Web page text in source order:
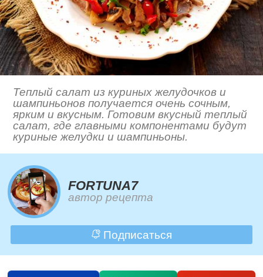
Теплый салат из куриных желудочков и
шампиньонов получается очень сочным,
ярким и вкусным. Готовим вкусный теплый
салат, где главными компонентами будут
куриные желудки и шампиньоны.
FORTUNA7
автор рецепта
Подписаться